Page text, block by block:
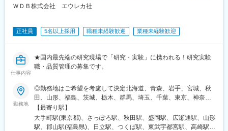
駅、仁愛女子高校駅、四日市駅、京都河原町駅、大阪梅田駅(阪神
ＷＤＢ株式会社 エウレカ社
正社員 5名以上採用 職種未経験歓迎 業種未経験歓迎
仕事内容
★国内最先端の研究現場で「研究・実験」に携われる！研究実験
職・品質管理の募集です。
勤務地
◎勤務地はご希望を考慮して決定北海道、青森、岩手、宮城、秋
田、山形、福島、茨城、栃木、群馬、埼玉、千葉、東京、神奈
川、新潟、長野、富山、石川、福井、山梨、岐阜、静岡、愛知、
三重、滋賀、京都、大阪、兵庫、奈良、和歌山、岡山、広島、山
口、徳島、香川、愛媛、高知、福岡、佐賀、長崎、熊本、大分、
【最寄り駅】
大手町駅(東京都)、さっぽろ駅、秋田駅、盛岡駅、広瀬通駅、山形
駅、郡山駅(福島県)、日立駅、つくば駅、東武宇都宮駅、高崎駅、